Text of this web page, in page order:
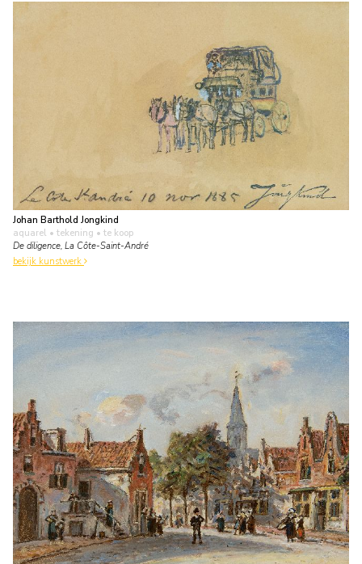
Johan Barthold Jongkind
aquarel • tekening • te koop
De diligence, La Côte-Saint-André
bekijk kunstwerk